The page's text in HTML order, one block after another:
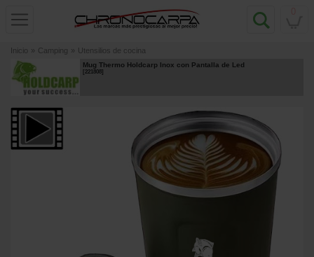
Inicio » Camping » Utensilios de cocina
Mug Thermo Holdcarp Inox con Pantalla de Led
[221808]